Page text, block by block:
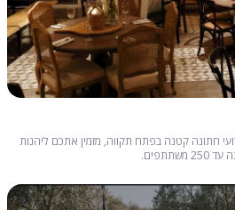
לאירועי חתונה קטנה בפתח תקווה, מזמין אתכם ליהנות